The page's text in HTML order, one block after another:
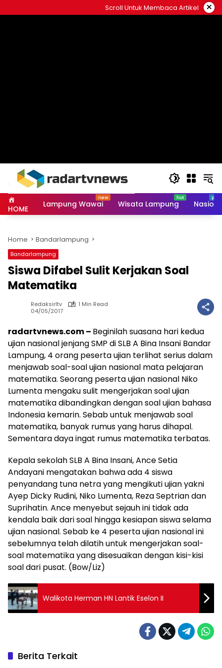
to
Scroll Untuk Membaca Artikel ×
HOME Lampung Wawai Wisata Lampung
Home Bandarlampung
Bandarlampung
Siswa Difabel Sulit Kerjakan Soal
Matematika
Redaksirltv
1 Min Read
04/05/2017
radartvnews.com – Beginilah suasana hari kedua
ujian nasional jenjang SMP di SLB A Bina Insani Bandar
Lampung, 4 orang peserta ujian terlihat serius dalam
menjawab soal-soal ujian nasional mata pelajaran
matematika. Seorang peserta ujian nasional Niko
Lumenta mengaku sulit mengerjakan soal ujian
matematika dibandingkan dengan soal ujian bahasa
Indonesia kemarin. Sebab untuk menjawab soal
matematika, banyak rumus yang harus dihapal.
Sementara daya ingat rumus matematika terbatas.
Kepala sekolah SLB A Bina Insani, Ance Setia
Andayani mengatakan bahwa ada 4 siswa
penyandang tuna netra yang mengikuti ujian yakni
Ayep Dicky Rudini, Niko Lumenta, Reza Septrian dan
Suprihatin. Ance menyebut sejauh ini tidak ada
kendala baik dari soal hingga kesiapan siswa selama
ujian nasional. Sebab ke 4 peserta ujian nasional ini
sebelumnya telah dilatih untuk mengerjakan soal-
soal matematika yang disesuaikan dengan kisi-kisi
soal dari pusat. (Bow/Liz)
Walikota Herman HN Lantik Eselon II
Berita Terkait